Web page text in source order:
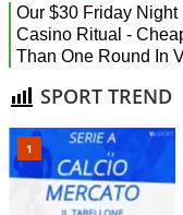
SPORT TREND